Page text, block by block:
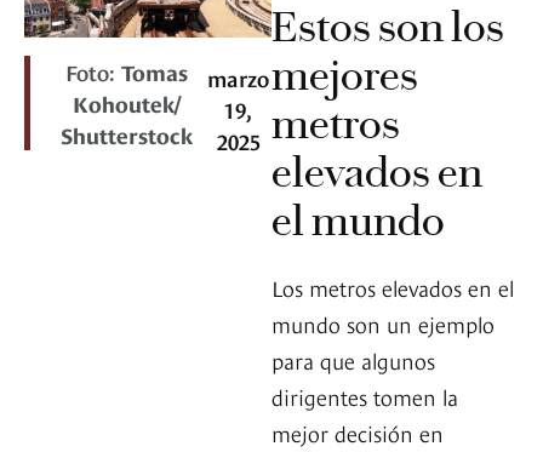
Foto:Tomas
Kohoutek/
Shutterstock
marzo
19,
2025
Estos son los
mejores
metros
elevados en
el mundo
Los metros elevados en el
mundo son un ejemplo
para que algunos
dirigentes tomen la
mejor decisión en